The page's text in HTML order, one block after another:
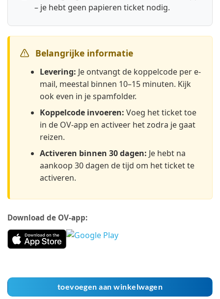
– je hebt geen papieren ticket nodig.
Belangrijke informatie
Levering: Je ontvangt de koppelcode per e-
mail, meestal binnen 10–15 minuten. Kijk
ook even in je spamfolder.
Koppelcode invoeren: Voeg het ticket toe
in de OV-app en activeer het zodra je gaat
reizen.
Activeren binnen 30 dagen: Je hebt na
aankoop 30 dagen de tijd om het ticket te
activeren.
Download de OV-app:
toevoegen aan winkelwagen